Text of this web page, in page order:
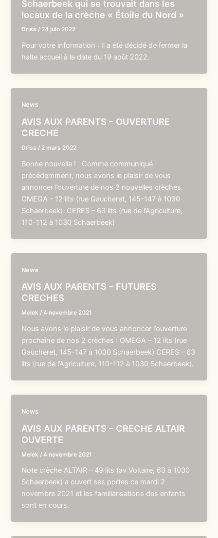
Schaerbeek qui se trouvait dans les
locaux de la crèche « Étoile du Nord »
Driss / 24 juin 2022
Pour votre information : Il a été décidé de fermer la
halte accueil à la date du 19 août 2022.
News
AVIS AUX PARENTS – OUVERTURE
CRECHE
Driss / 2 mars 2022
Bonne nouvelle ! Comme communiqué
précédemment, nous avons le plaisir de vous
annoncer l’ouverture de nos 2 nouvelles crèches.
OMEGA – 12 lits (rue Gaucheret, 145-147 à 1030
Schaerbeek) CERES – 63 lits (rue de l’Agriculture,
110-112 à 1030 Schaerbeek)
News
AVIS AUX PARENTS – FUTURES
CRECHES
Melek /4 novembre 2021
Nous avons le plaisir de vous annoncer l’ouverture
prochaine de nos 2 crèches : OMEGA – 12 lits (rue
Gaucheret, 145-147 à 1030 Schaerbeek) CERES – 63
lits (rue de l’Agriculture, 110-112 à 1030 Schaerbeek).
News
AVIS AUX PARENTS – CRECHE ALTAIR
OUVERTE
Melek /4 novembre 2021
Note crèche ALTAIR – 49 lits (av Voltaire, 63 à 1030
Schaerbeek) a ouvert ses portes ce mardi 2
novembre 2021 et les familiarisations des enfants
sont en cours.